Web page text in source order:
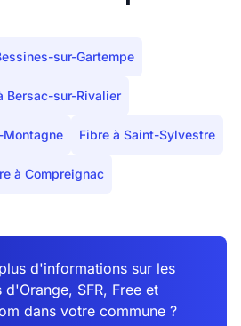
sur-Gartempe
Bersac-sur-Rivalier
Fibre à Saint-Sylvestre
à Compreignac
d'informations sur les
SFR, Free et
dans votre commune ?